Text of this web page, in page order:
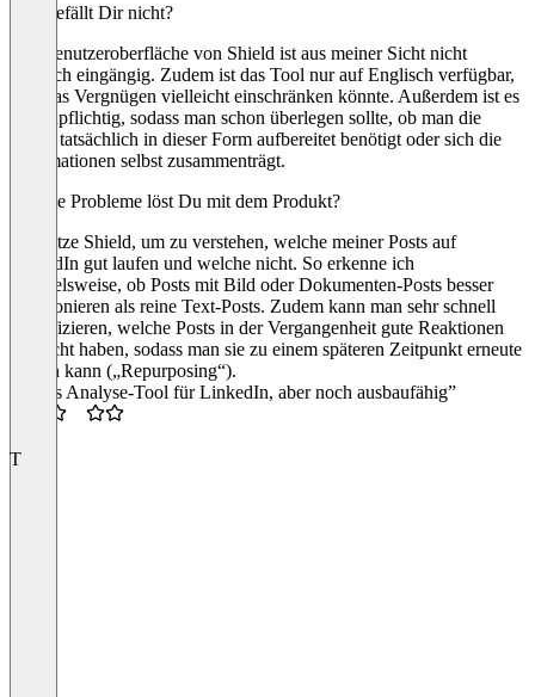
Was gefällt Dir nicht?
Die Benutzeroberfläche von Shield ist aus meiner Sicht nicht
wirklich eingängig. Zudem ist das Tool nur auf Englisch verfügbar,
was das Vergnügen vielleicht einschränken könnte. Außerdem ist es
kostenpflichtig, sodass man schon überlegen sollte, ob man die
Daten tatsächlich in dieser Form aufbereitet benötigt oder sich die
Informationen selbst zusammenträgt.
Welche Probleme löst Du mit dem Produkt?
Ich nutze Shield, um zu verstehen, welche meiner Posts auf
LinkedIn gut laufen und welche nicht. So erkenne ich
beispielsweise, ob Posts mit Bild oder Dokumenten-Posts besser
funktionieren als reine Text-Posts. Zudem kann man sehr schnell
identifizieren, welche Posts in der Vergangenheit gute Reaktionen
gebracht haben, sodass man sie zu einem späteren Zeitpunkt erneute
nutzen kann („Repurposing“).
“Gutes Analyse-Tool für LinkedIn, aber noch ausbaufähig”
T